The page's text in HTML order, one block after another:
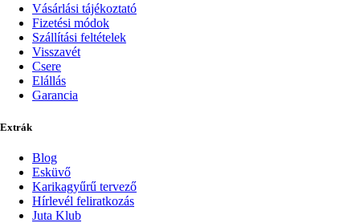
Vásárlási tájékoztató
Fizetési módok
Szállítási feltételek
Visszavét
Csere
Elállás
Garancia
Extrák
Blog
Esküvő
Karikagyűrű tervező
Hírlevél feliratkozás
Juta Klub